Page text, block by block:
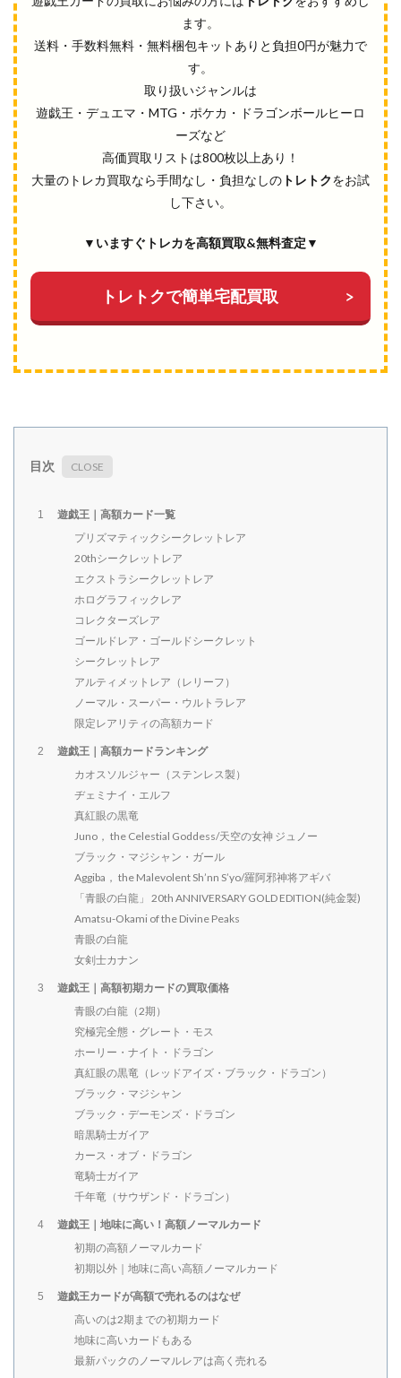
ます。
送料・手数料無料・無料梱包キットありと負担0円が魅力で
す。
取り扱いジャンルは
遊戯王・デュエマ・MTG・ポケカ・ドラゴンボールヒーロ
ーズなど
高価買取リストは800枚以上あり！
大量のトレカ買取なら手間なし・負担なしの トレトクをお試
し下さい。
▼いますぐトレカを高額買取&無料査定▼
トレトクで簡単宅配買取
目次
1
遊戯王｜高額カード一覧
プリズマティックシークレットレア
20thシークレットレア
エクストラシークレットレア
ホログラフィックレア
コレクターズレア
ゴールドレア・ゴールドシークレット
シークレットレア
アルティメットレア（レリーフ）
ノーマル・スーパー・ウルトラレア
限定レアリティの高額カード
2
遊戯王｜高額カードランキング
カオスソルジャー（ステンレス製）
ヂェミナイ・エルフ
真紅眼の黒竜
Juno， the Celestial Goddess/天空の女神 ジュノー
ブラック・マジシャン・ガール
Aggiba， the Malevolent Sh’nn S’yo/羅阿邪神将アギバ
「青眼の白龍」 20th ANNIVERSARY GOLD EDITION(純金製)
Amatsu-Okami of the Divine Peaks
青眼の白龍
女剣士カナン
3
遊戯王｜高額初期カードの買取価格
青眼の白龍（2期）
究極完全態・グレート・モス
ホーリー・ナイト・ドラゴン
真紅眼の黒竜（レッドアイズ・ブラック・ドラゴン）
ブラック・マジシャン
ブラック・デーモンズ・ドラゴン
暗黒騎士ガイア
カース・オブ・ドラゴン
竜騎士ガイア
千年竜（サウザンド・ドラゴン）
4
遊戯王｜地味に高い！高額ノーマルカード
初期の高額ノーマルカード
初期以外｜地味に高い高額ノーマルカード
5
遊戯王カードが高額で売れるのはなぜ
高いのは2期までの初期カード
地味に高いカードもある
最新パックのノーマルレアは高く売れる